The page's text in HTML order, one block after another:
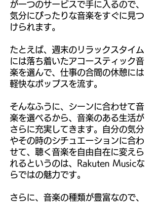
が一つのサービスで手に入るので、
気分にぴったりな音楽をすぐに見つ
けられます。
たとえば、週末のリラックスタイム
には落ち着いたアコースティック音
楽を選んで、仕事の合間の休憩には
軽快なポップスを流す。
そんなふうに、シーンに合わせて音
楽を選べるから、音楽のある生活が
さらに充実してきます。自分の気分
やその時のシチュエーションに合わ
せて、聴く音楽を自由自在に変えら
れるというのは、Rakuten Musicな
らではの魅力です。
さらに、音楽の種類が豊富なので、